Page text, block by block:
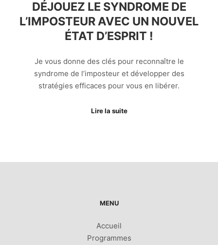
DÉJOUEZ LE SYNDROME DE
L’IMPOSTEUR AVEC UN NOUVEL
ÉTAT D’ESPRIT !
Je vous donne des clés pour reconnaître le
syndrome de l’imposteur et développer des
stratégies efficaces pour vous en libérer.
Lire la suite
MENU
Accueil
Programmes